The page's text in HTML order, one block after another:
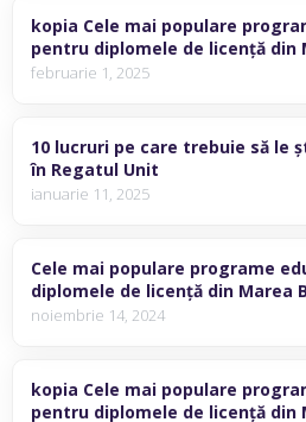
kopia Cele mai populare
pentru diplomele de licență din
februarie 1, 2025
10 lucruri pe care trebuie să le
în Regatul Unit
ianuarie 11, 2025
Cele mai populare programe
diplomele de licență din Marea
noiembrie 14, 2024
kopia Cele mai populare
pentru diplomele de licență din